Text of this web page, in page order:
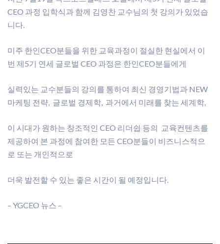
CEO 과정 입학식과 함께 김영찬 교수님의 첫 강의가 있었습
니다.
미주 한인CEO분들을 위한 교육과정이 절실한 현실에서 이
번 제5기 연세 글로벌 CEO 과정은 한인CEO분들에게
실력있는 교수분들의 강의를 통하여 최신 경영기법과 NEW
마케팅 전략, 글로벌 경제학, 과거에서 미래를 찾는 세계학,
이 시대가 원하는 창조적인 CEO 리더쉽 등의 교육컨텐츠를
제공하여 본 과정에 참여한 모든 CEO분들이 비즈니스적으
로 또는 개인적으로
더욱 발전할 수 있는 좋은 시간이 될 예정입니다.
– YGCEO 뉴스 –